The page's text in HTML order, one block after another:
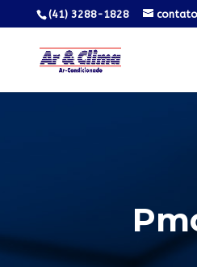
(41) 3288-1828